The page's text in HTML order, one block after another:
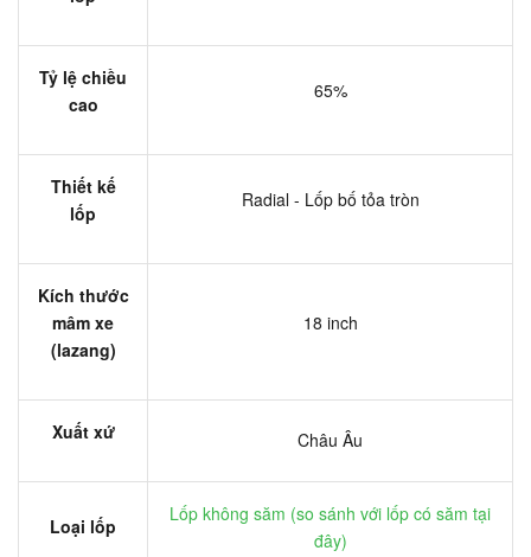
Tỷ lệ chiều
cao
65%
Thiết kế
lốp
Radial - Lốp bố tỏa tròn
Kích thước
mâm xe
(lazang)
18 inch
Xuất xứ Châu Âu
Loại lốp
Lốp không săm (so sánh với lốp có săm tại
đây)